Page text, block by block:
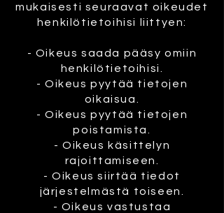
mukaisesti seuraavat oikeudet
henkilötietoihisi liittyen:
- Oikeus saada pääsy omiin
henkilötietoihisi.
- Oikeus pyytää tietojen
oikaisua.
- Oikeus pyytää tietojen
poistamista.
- Oikeus käsittelyn
rajoittamiseen.
- Oikeus siirtää tiedot
järjestelmästä toiseen.
- Oikeus vastustaa